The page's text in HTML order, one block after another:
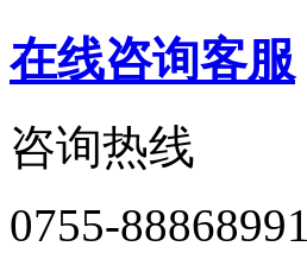
在线咨询客服
咨询热线
0755-88868991